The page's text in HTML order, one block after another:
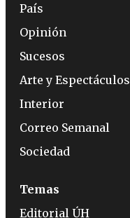
País
Opinión
Sucesos
Arte y Espectáculos
Interior
Correo Semanal
Sociedad
Temas
Editorial ÚH